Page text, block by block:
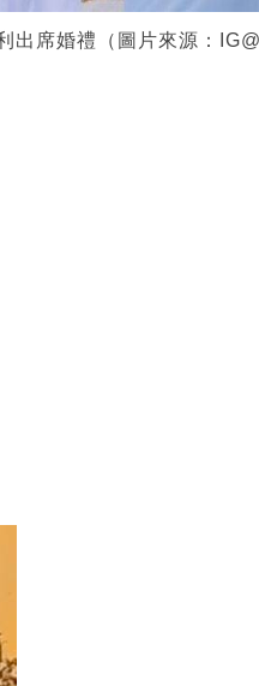
席婚禮（圖片來源：